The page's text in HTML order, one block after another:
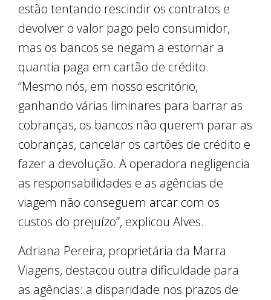
estão tentando rescindir os contratos e
devolver o valor pago pelo consumidor,
mas os bancos se negam a estornar a
quantia paga em cartão de crédito.
“Mesmo nós, em nosso escritório,
ganhando várias liminares para barrar as
cobranças, os bancos não querem parar as
cobranças, cancelar os cartões de crédito e
fazer a devolução. A operadora negligencia
as responsabilidades e as agências de
viagem não conseguem arcar com os
custos do prejuízo”, explicou Alves.
Adriana Pereira, proprietária da Marra
Viagens, destacou outra dificuldade para
as agências: a disparidade nos prazos de